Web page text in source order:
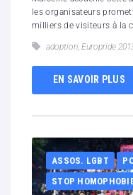
les organisateurs
milliers de visiteurs à la
adoption Europride
EN SAVOIR PLUS
ASSOS. LGBT
STOP